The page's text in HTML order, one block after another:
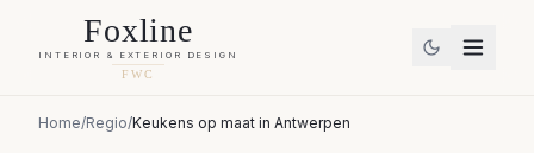
Foxline
INTERIOR & EXTERIOR DESIGN
FWC
Home/Regio/Keukens op maat in Antwerpen